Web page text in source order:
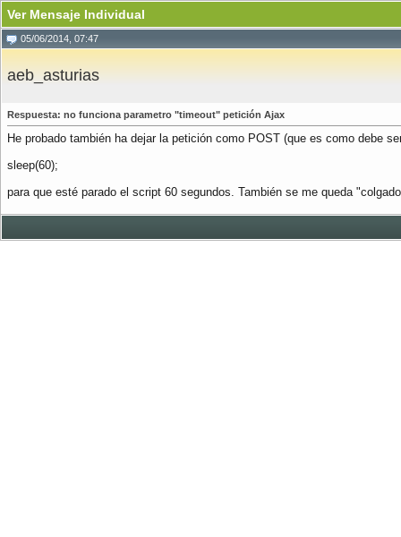
Ver Mensaje Individual
05/06/2014, 07:47
aeb_asturias
Respuesta: no funciona parametro "timeout" petición Ajax
He probado también ha dejar la petición como POST (que es como debe
sleep(60);
para que esté parado el script 60 segundos. También se me queda